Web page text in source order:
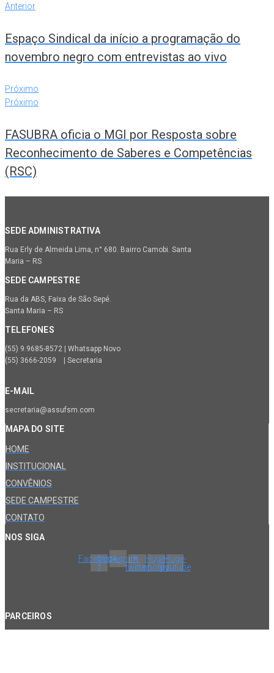
Anterior
Espaço Sindical da início a programação do
novembro negro com entrevistas ao vivo
Próximo
Próximo
FASUBRA oficia o MGI por Resposta sobre
Reconhecimento de Saberes e Competências
(RSC)
SEDE ADMINISTRATIVA
Rua Erly de Almeida Lima, n° 680. Bairro Camobi. Santa
Maria – RS
SEDE CAMPESTRE
Rua da ABS, Faixa de São Sepé.
Santa Maria – RS
TELEFONES
(55) 9.9685-8572 | Whatsapp Novo
(55) 3666-2059 | Secretaria
E-MAIL
secretaria@assufsm.com
MAPA DO SITE
HOME
INSTITUCIONAL
CONVÊNIOS
SEDE CAMPESTRE
CONTATO
NOS SIGA
Facebook-
f
InstagramX-
twitter
Huge-
spotify
Huge-
youtube
PARCEIROS